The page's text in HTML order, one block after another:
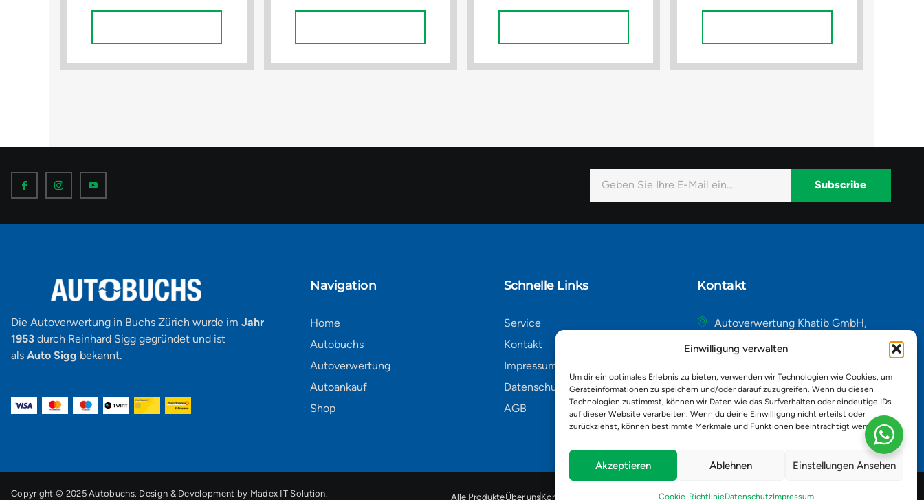
Einwilligung verwalten
Um dir ein optimales Erlebnis zu bieten, verwenden wir Technologien wie Cookies, um
Geräteinformationen zu speichern und/oder darauf zuzugreifen. Wenn du diesen
Technologien zustimmst, können wir Daten wie das Surfverhalten oder eindeutige IDs
auf dieser Website verarbeiten. Wenn du deine Einwilligung nicht erteilst oder
zurückziehst, können bestimmte Merkmale und Funktionen beeinträchtigt werden.
Akzeptieren Ablehnen Einstellungen Ansehen
Cookie-RichtlinieDatenschutzImpressum
I
c
o
n
I
c
o
n
a
m
I
c
n
-
Mail
Subscribe
Die Autoverwertung in Buchs Zürich wurde im Jahr
1953 durch Reinhard Sigg gegründet und ist
als Auto Sigg bekannt.
Navigation​
Home
Autobuchs
Autoverwertung
Autoankauf
Shop
Schnelle Links
Service
Kontakt
Impressum
Datenschutz
AGB
Kontakt
Autoverwertung Khatib GmbH,
Schweiz
admin@autobuchs.ch
043 243 50 30
Copyright © 2025 Autobuchs. Design & Development by Madex IT Solution. Alle ProdukteÜber unsKontakt